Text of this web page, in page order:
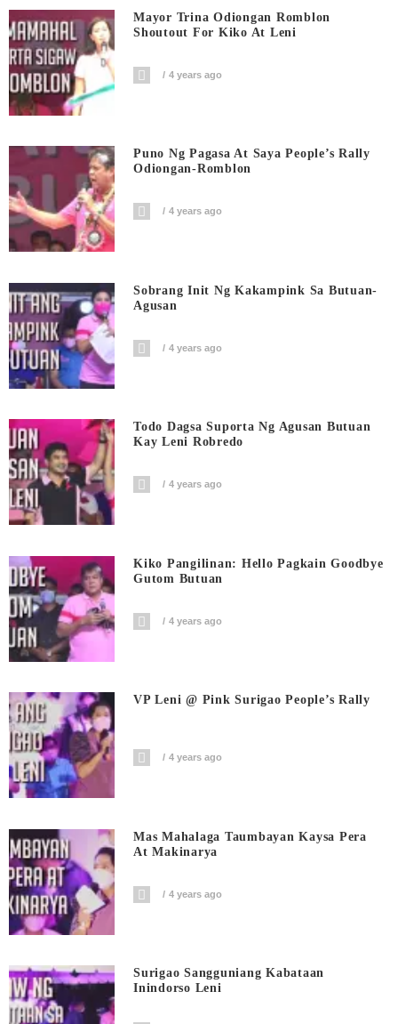
Mayor Trina Odiongan Romblon
Shoutout For Kiko At Leni
4 years ago
Puno Ng Pagasa At Saya People’s Rally
Odiongan-Romblon
4 years ago
Sobrang Init Ng Kakampink Sa Butuan-
Agusan
4 years ago
Todo Dagsa Suporta Ng Agusan Butuan
Kay Leni Robredo
4 years ago
Kiko Pangilinan: Hello Pagkain Goodbye
Gutom Butuan
4 years ago
VP Leni @ Pink Surigao People’s Rally
4 years ago
Mas Mahalaga Taumbayan Kaysa Pera
At Makinarya
4 years ago
Surigao Sangguniang Kabataan
Inindorso Leni